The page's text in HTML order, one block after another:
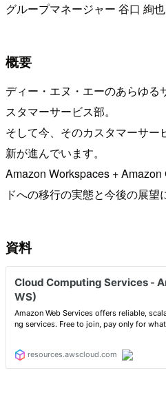
グループマネージャー 谷口 絢
概要
ディー・エヌ・エーのあらゆる
スタマーサービス部。
そして今、そのカスタマーサー
新が進んでいます。
Amazon Workspaces +
ドへの移行の実態と今後の展望
資料